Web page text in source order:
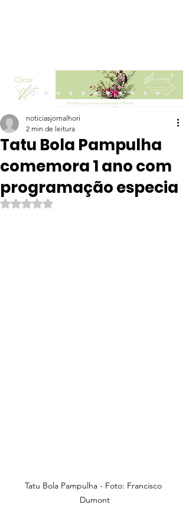
Clicar
Tatu Bola Pampulha
comemora 1 ano com
programação especia
noticiasjornalhori
2 min de leitura
Avaliado com NaN de 5 estrelas.
Tatu Bola Pampulha - Foto: Francisco
Dumont